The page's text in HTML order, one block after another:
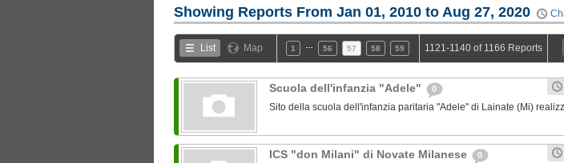
Showing Reports From Jan 01, 2010 to Aug 27, 2020
List Map 1 56 57 58 59 1121-1140 of 1166 Reports
Scuola dell'infanzia "Adele" 0
Sito della scuola dell'infanzia paritaria "Adele" di Lainate (Mi)
ICS "don Milani" di Novate Milanese 0